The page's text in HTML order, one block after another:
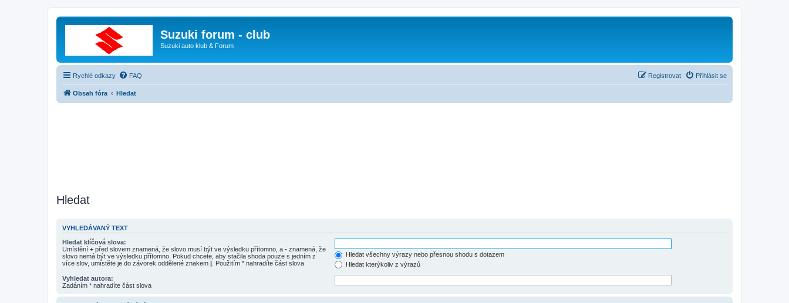
Suzuki forum - club
Suzuki auto klub & Forum
Rychlé odkazy FAQ Přihlásit se
Registrovat
Obsah fóra Hledat
Hledat
VYHLEDÁVANÝ TEXT
Hledat klíčová slova:
Umístění + před slovem znamená, že slovo musí být ve výsledku přítomno, a - znamená, že
slovo nemá být ve výsledku přítomno. Pokud chcete, aby stačila shoda pouze s jedním z
více slov, umístěte je do závorek oddělené znakem | . Použitím * nahradíte část slova
Hledat všechny výrazy nebo přesnou shodu s dotazem
Hledat kterýkoliv z výrazů
Vyhledat autora:
Zadáním * nahradíte část slova